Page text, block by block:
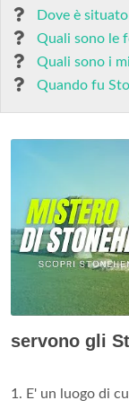
Dove è
Quali sono le
Quali sono i
Quando fu
servono gli
1. E' un luogo di